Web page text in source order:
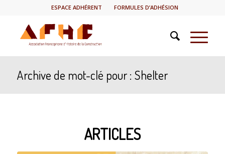
ESPACE ADHÉRENT FORMULES D’ADHÉSION
Archive de mot-clé pour : Shelter
ARTICLES